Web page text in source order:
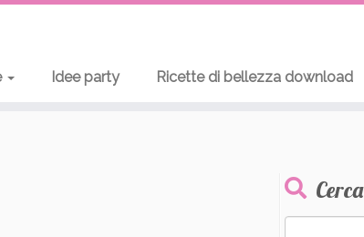
Idee party Ricette di bellezza download
Cerca